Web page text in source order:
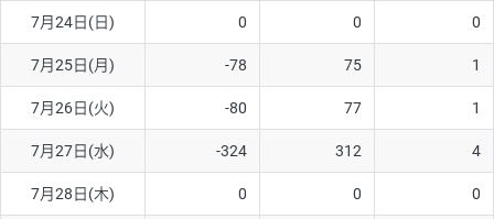
7月24日(日) 0 0 0
7月25日(月) -78 75 1
7月26日(火) -80 77 1
7月27日(水) -324 312 4
7月28日(木) 0 0 0